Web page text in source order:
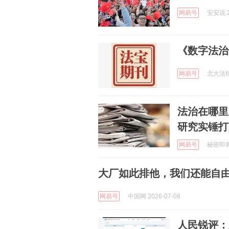
网易号 安安说
《数字法
网易号 北大法
法治在哪
研究实锤
网易号 秘密即
大厂如此排他，我们还能自
网易号 中国网 2026-07-08
人民锐评